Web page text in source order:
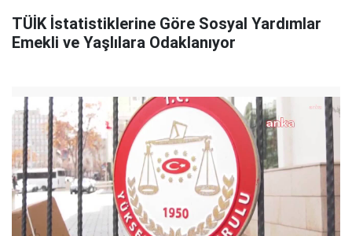
TÜİK İstatistiklerine Göre Sosyal Yardımlar
Emekli ve Yaşlılara Odaklanıyor